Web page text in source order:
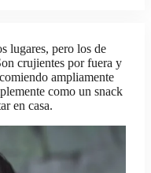
lugares, pero los de
crujientes por fuera y
ampliamente
como un snack
en casa.